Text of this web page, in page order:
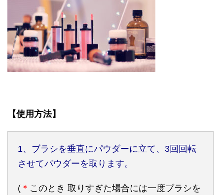
【使用方法】
1、ブラシを垂直にパウダーに立て、3回回転
させてパウダーを取ります。
( ＊ このとき 取りすぎた場合には一度ブラシを